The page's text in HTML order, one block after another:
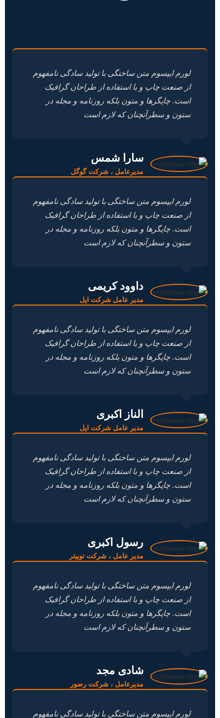
لورم ایپسوم متن ساختگی با تولید سادگی نامفهوم
از صنعت چاپ و با استفاده از طراحان گرافیک
است. چاپگرها و متون بلکه روزنامه و مجله در
ستون و سطرآنچنان که لازم است
سارا شمس
مدیرعامل ، شرکت گوگل
لورم ایپسوم متن ساختگی با تولید سادگی نامفهوم
از صنعت چاپ و با استفاده از طراحان گرافیک
است. چاپگرها و متون بلکه روزنامه و مجله در
ستون و سطرآنچنان که لازم است
داوود کریمی
مدیر عامل شرکت اپل
لورم ایپسوم متن ساختگی با تولید سادگی نامفهوم
از صنعت چاپ و با استفاده از طراحان گرافیک
است. چاپگرها و متون بلکه روزنامه و مجله در
ستون و سطرآنچنان که لازم است
الناز اکبری
مدیر عامل شرکت اپل
لورم ایپسوم متن ساختگی با تولید سادگی نامفهوم
از صنعت چاپ و با استفاده از طراحان گرافیک
است. چاپگرها و متون بلکه روزنامه و مجله در
ستون و سطرآنچنان که لازم است
رسول اکبری
مدیر عامل ، شرکت توییتر
لورم ایپسوم متن ساختگی با تولید سادگی نامفهوم
از صنعت چاپ و با استفاده از طراحان گرافیک
است. چاپگرها و متون بلکه روزنامه و مجله در
ستون و سطرآنچنان که لازم است
شادی مجد
مدیرعامل ، شرکت رضور
لورم ایپسوم متن ساختگی با تولید سادگی نامفهوم